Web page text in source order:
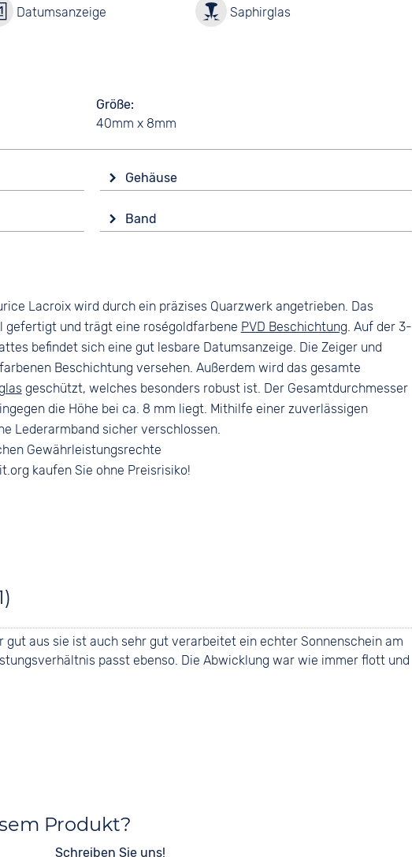
Datumsanzeige Saphirglas
Größe
40mm x 8mm
Gehäuse
Saphirglas
Material
Edelstahl
Farbe
Roségold
Band
Glattleder
Bandschließe
Dornschließe
Lacroix wird durch ein präzises Quarzwerk angetrieben. Das
gefertigt und trägt eine roségoldfarbene PVD Beschichtung. Auf der 3-
befindet sich eine gut lesbare Datumsanzeige. Die Zeiger und
Beschichtung versehen. Außerdem wird das gesamte
geschützt, welches besonders robust ist. Der Gesamtdurchmesser
die Höhe bei ca. 8 mm liegt. Mithilfe einer zuverlässigen
Lederarmband sicher verschlossen.
Gewährleistungsrechte
kaufen Sie ohne Preisrisiko!
gut aus sie ist auch sehr gut verarbeitet ein echter Sonnenschein am
passt ebenso. Die Abwicklung war wie immer flott und
Produkt?
Schreiben Sie uns!